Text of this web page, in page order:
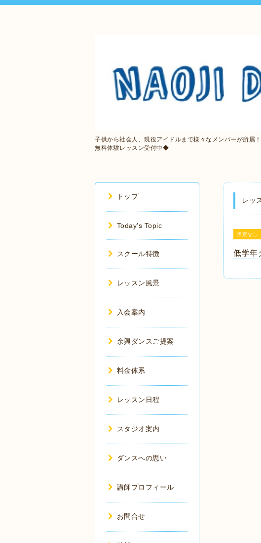
子供から社会人、現役アイドルまで様々なメンバーが所
無料体験レッスン受付中◆
レッ
指定なし
低学年
トップ
Today's Topic
スクール特徴
レッスン風景
入会案内
余興ダンスご提案
料金体系
レッスン日程
スタジオ案内
ダンスへの思い
講師プロフィール
お問合せ